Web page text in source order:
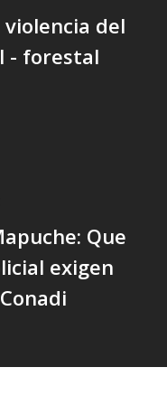
del
- forestal
Que
exigen